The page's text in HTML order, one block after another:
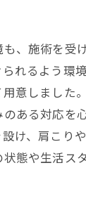
、施術を受
れるよう環
意しました
ある対応を
け、肩こり
態や生活ス